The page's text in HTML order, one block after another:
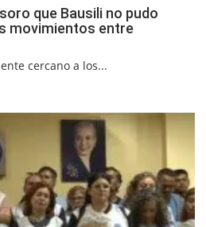
que Bausili no pudo
movimientos entre
cercano a los...